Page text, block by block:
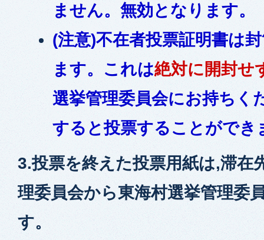
ません。無効となります。
(注意)不在者投票証明書は
ます。これは絶対に開封せ
選挙管理委員会にお持ちく
すると投票することができ
3.投票を終えた投票用紙は,滞在
理委員会から東海村選挙管理委
す。